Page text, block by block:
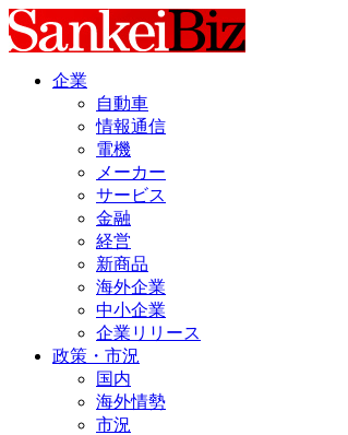
企業
自動車
情報通信
電機
メーカー
サービス
金融
経営
新商品
海外企業
中小企業
企業リリース
政策・市況
国内
海外情勢
市況